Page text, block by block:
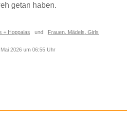
getan haben.
+ Hoppalas und Frauen, Mädels, Girls
2026 um 06:55 Uhr